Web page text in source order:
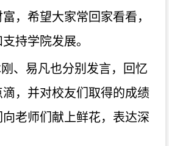
，希望大家常回家看看，
持学院发展。
、易凡也分别发言，回忆
，并对校友们取得的成绩
老师们献上鲜花，表达深